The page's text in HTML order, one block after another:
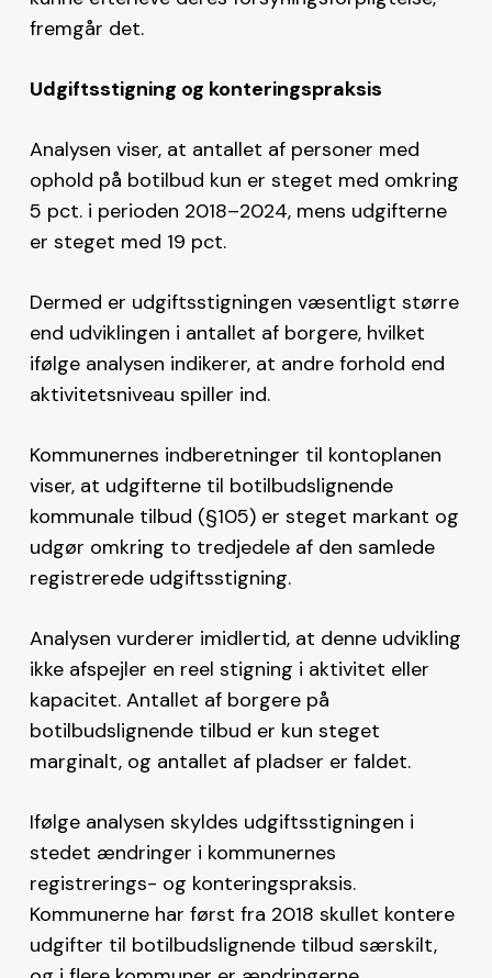
fremgår det.
Udgiftsstigning og konteringspraksis
Analysen viser, at antallet af personer med
ophold på botilbud kun er steget med omkring
5 pct. i perioden 2018–2024, mens udgifterne
er steget med 19 pct.
Dermed er udgiftsstigningen væsentligt større
end udviklingen i antallet af borgere, hvilket
ifølge analysen indikerer, at andre forhold end
aktivitetsniveau spiller ind.
Kommunernes indberetninger til kontoplanen
viser, at udgifterne til botilbudslignende
kommunale tilbud (§105) er steget markant og
udgør omkring to tredjedele af den samlede
registrerede udgiftsstigning.
Analysen vurderer imidlertid, at denne udvikling
ikke afspejler en reel stigning i aktivitet eller
kapacitet. Antallet af borgere på
botilbudslignende tilbud er kun steget
marginalt, og antallet af pladser er faldet.
Ifølge analysen skyldes udgiftsstigningen i
stedet ændringer i kommunernes
registrerings- og konteringspraksis.
Kommunerne har først fra 2018 skullet kontere
udgifter til botilbudslignende tilbud særskilt,